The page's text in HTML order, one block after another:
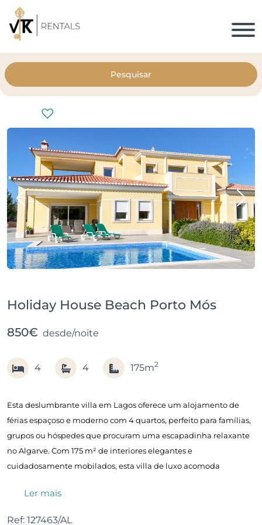
Pesquisar
Holiday House Beach Porto Mós
4 4 175m2
Esta deslumbrante villa em Lagos oferece um alojamento de
férias espaçoso e moderno com 4 quartos, perfeito para famílias,
grupos ou hóspedes que procuram uma escapadinha relaxante
no Algarve. Com 175 m² de interiores elegantes e
cuidadosamente mobilados, esta villa de luxo acomoda
ideal para umas férias inesquecíveis no Algarve.
Os hóspedes podem desfrutar de um jardim privado bem
Ler mais
Ref: 127463/AL
850€ desde/noite